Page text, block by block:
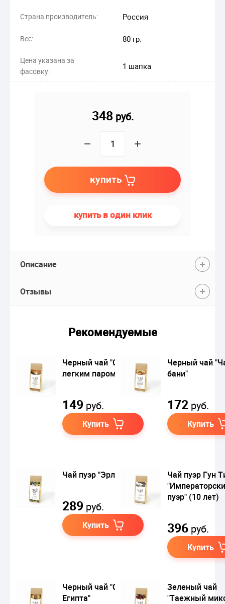
Страна производитель: Россия
Вес: 80 гр.
Цена указана за
фасовку:
1 шапка
348руб.
− +
купить
купить в один клик
Описание
Отзывы
Рекомендуемые
Черный чай "С
легким паром"
149 руб.
Купить
Черный чай
бани"
172 руб.
Купить
Чай пуэр "Эрл грей"
289 руб.
Купить
Чай пуэр Гун
пуэр" (10 лет)
396 руб.
Купить
Черный чай "Сказки
Египта"
Зеленый чай
"Таежный